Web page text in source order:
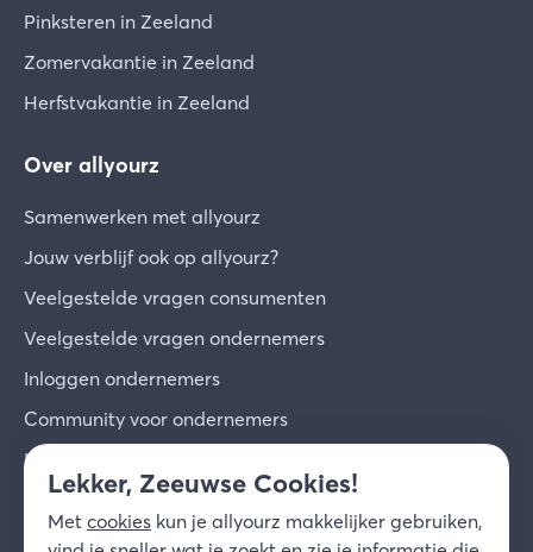
Pinksteren in Zeeland
Zomervakantie in Zeeland
Herfstvakantie in Zeeland
Over allyourz
Samenwerken met allyourz
Jouw verblijf ook op allyourz?
Veelgestelde vragen consumenten
Veelgestelde vragen ondernemers
Inloggen ondernemers
Community voor ondernemers
Inschrijven voor de nieuwsbrief
Over ons
Contact
Lekker, Zeeuwse Cookies!
Met cookies kun je allyourz makkelijker gebruiken,